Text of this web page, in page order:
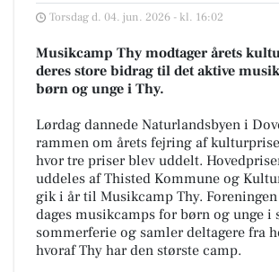
Torsdag d. 04. jun. 2026 - kl. 16:02
Musikcamp Thy modtager årets
deres store bidrag til det aktive
børn og unge i Thy.
Lørdag dannede Naturlandsbyen i
rammen om årets fejring af
hvor tre priser blev uddelt.
uddeles af Thisted Kommune og
gik i år til Musikcamp Thy.
dages musikcamps for børn og unge i
sommerferie og samler deltagere fra
hvoraf Thy har den største camp.